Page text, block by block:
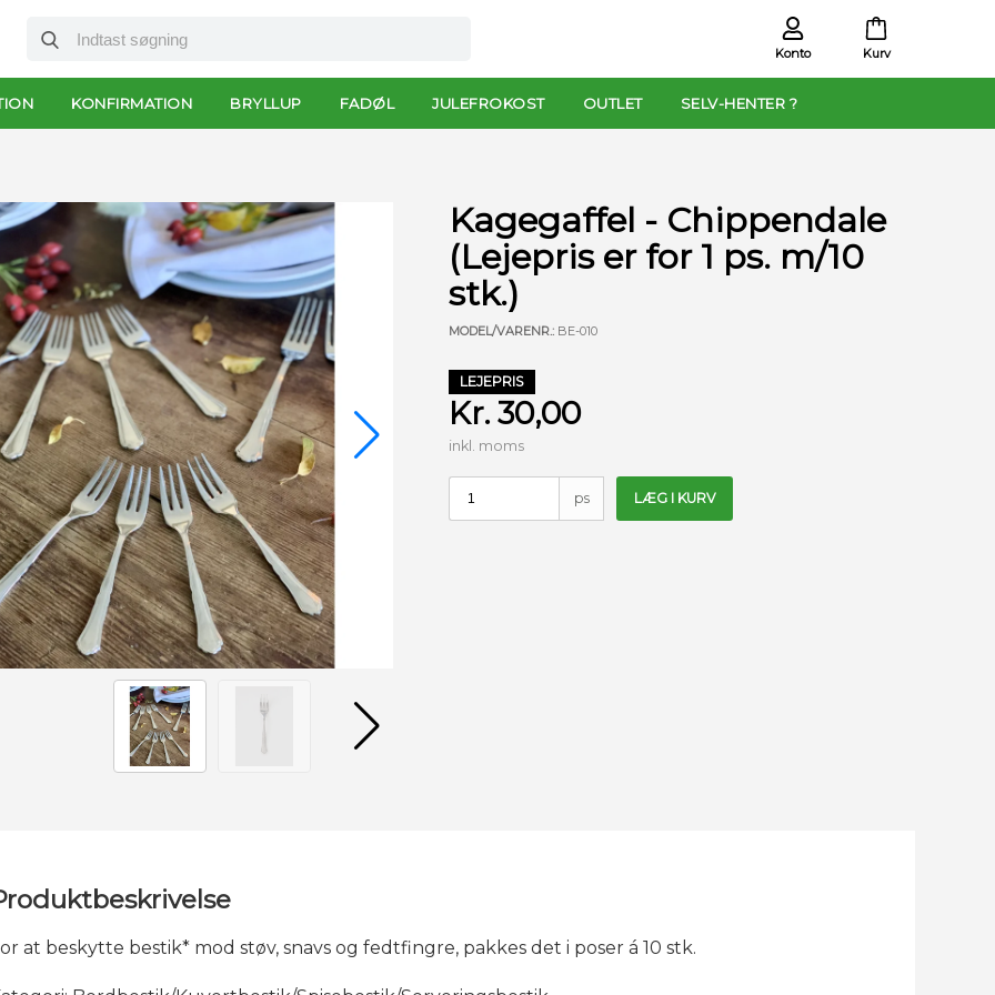
Konto Kurv
KONFIRMATION BRYLLUP FADØL JULEFROKOST OUTLET SELV-HENTER ?
Kagegaffel - Chippendale
(Lejepris er for 1 ps. m/10
stk.)
MODEL/VARENR.: BE-010
LEJEPRIS
Kr. 30,00
inkl. moms
ps LÆG I KURV
at beskytte bestik* mod støv, snavs og fedtfingre, pakkes det i poser á 10 stk.